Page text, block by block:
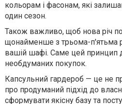
кольорам і фасонам, які
один сезон.
Також важливо, щоб нова річ
щонайменше з трьома-п'ятьма
вашій шафі. Саме цей принцип
необдуманих покупок.
Капсульний гардероб — це не
про продуманий підхід до
сформувати якісну базу та